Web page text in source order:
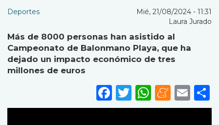
Deportes
Mié, 21/08/2024 - 11:31
Laura Jurado
Más de 8000 personas han asistido al
Campeonato de Balonmano Playa, que ha
dejado un impacto económico de tres
millones de euros
Facebook
Twitter